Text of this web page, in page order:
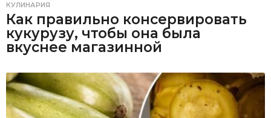
КУЛИНАРИЯ
Как правильно консервировать
кукурузу, чтобы она была
вкуснее магазинной